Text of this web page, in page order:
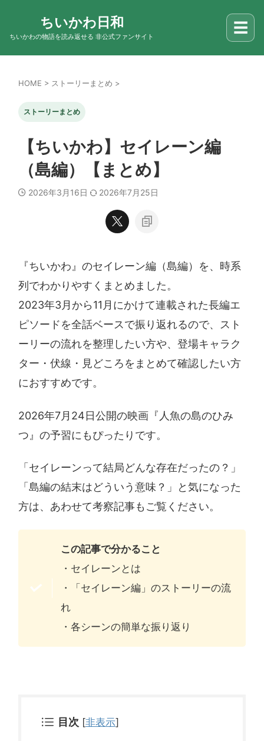
ちいかわ日和
ちいかわの物語を読み返せる 非公式ファンサイト ☰
HOME > ストーリーまとめ >
ストーリーまとめ
【ちいかわ】セイレーン編
（島編）【まとめ】
2026年3月16日 2026年7月25日
『ちいかわ』のセイレーン編（島編）を、時系
列でわかりやすくまとめました。
2023年3月から11月にかけて連載された長編エ
ピソードを全話ベースで振り返れるので、スト
ーリーの流れを整理したい方や、登場キャラク
ター・伏線・見どころをまとめて確認したい方
におすすめです。
2026年7月24日公開の映画『人魚の島のひみ
つ』の予習にもぴったりです。
「セイレーンって結局どんな存在だったの？」
「島編の結末はどういう意味？」と気になった
方は、あわせて考察記事もご覧ください。
この記事で分かること
・セイレーンとは
・「セイレーン編」のストーリーの流
れ
・各シーンの簡単な振り返り
目次 [非表示]